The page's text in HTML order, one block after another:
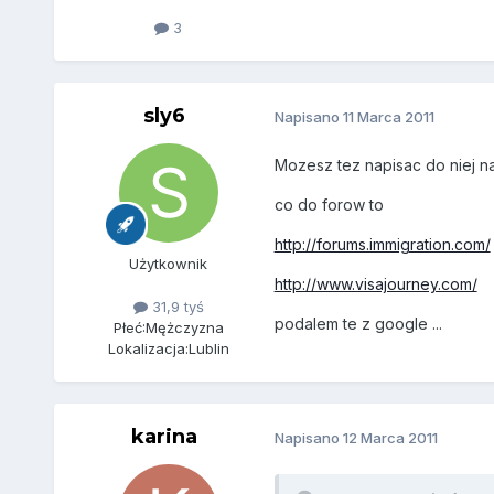
3
sly6
Użytkownik
31,9 tyś
Płeć:Mężczyzna
Lokalizacja:Lublin
Napisano 11 Marca 2011
Mozesz tez napisac do niej
co do forow to
http://forums.immigration.com/
http://www.visajourney.com/
podalem te z google ...
karina Napisano 12 Marca 2011